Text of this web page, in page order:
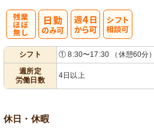
シフト
① 8:30〜17:30 （休憩60分）
週所定
労働日数
4日以上
休日・休暇